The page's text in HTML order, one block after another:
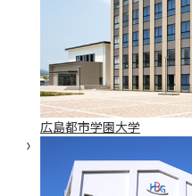
広島都市学園大学